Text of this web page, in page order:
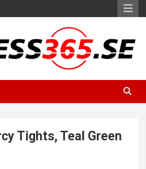
Tights, Teal Green